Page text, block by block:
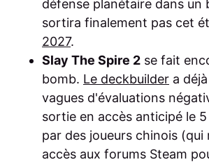
défense planétaire dans un
sortira finalement pas cet
2027.
Slay The Spire 2 se fait
bomb. Le deckbuilder a
vagues d'évaluations
sortie en accès anticipé le
par des joueurs chinois (qui
accès aux forums Steam